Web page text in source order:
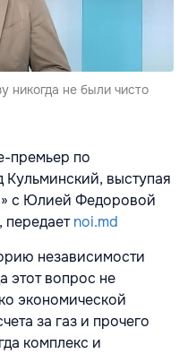
никогда не были чисто
премьер по
выступая
с Юлией Федоровой
передаетnoi.md
независимости
этот вопрос не
экономической
за газ и прочего
комплекс и